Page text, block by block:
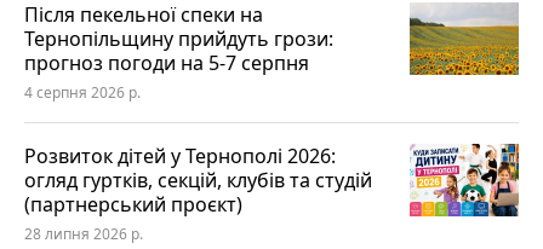
Після пекельної спеки на
Тернопільщину прийдуть грози:
прогноз погоди на 5-7 серпня
4 серпня 2026 р.
Розвиток дітей у Тернополі 2026:
огляд гуртків, секцій, клубів та студій
(партнерський проєкт)
28 липня 2026 р.